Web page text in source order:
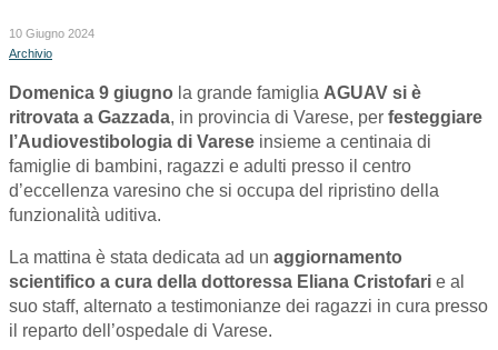
10 Giugno 2024
Archivio
Domenica 9 giugno la grande famiglia AGUAV si è
ritrovata a Gazzada, in provincia di Varese, per festeggiare
l’Audiovestibologia di Varese insieme a centinaia di
famiglie di bambini, ragazzi e adulti presso il centro
d’eccellenza varesino che si occupa del ripristino della
funzionalità uditiva.
La mattina è stata dedicata ad un aggiornamento
scientifico a cura della dottoressa Eliana Cristofari e al
suo staff, alternato a testimonianze dei ragazzi in cura presso
il reparto dell’ospedale di Varese.